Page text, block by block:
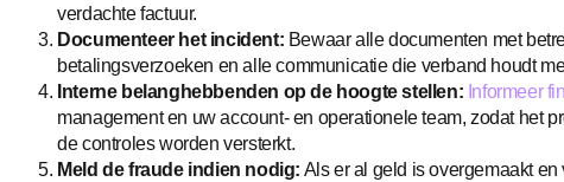
verdachte factuur.
Documenteer het incident: Bewaar alle documenten met
betalingsverzoeken en alle communicatie die verband houdt
Interne belanghebbenden op de hoogte stellen: Informeer
management en uw account- en operationele team, zodat het
de controles worden versterkt.
Meld de fraude indien nodig: Als er al geld is overgemaakt